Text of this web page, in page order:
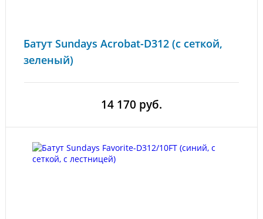
Батут Sundays Acrobat-D312 (с сеткой,
зеленый)
14 170 руб.